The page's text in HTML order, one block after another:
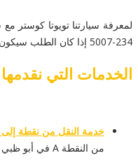
234-5007 إذا كان الطلب سيكون سعيدًا بالاحتفاظ به.
الخدمات التي نقدمها
خدمة النقل من نقطة
من النقطة A في أبو ظبي إلى النقطة B عبر الإمارات العربية المتحدة في مجموعة سياراتنا.